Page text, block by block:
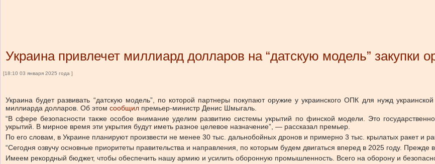
Украина привлечет миллиард долларов на “датскую модель” закупки
[18:10 03 января 2025 года ]
Украина будет развивать “датскую модель”, по которой партнеры покупают оружие у украинского ОПК для нужд
миллиарда долларов. Об этом сообщил премьер-министр Денис Шмыгаль.
“В сфере безопасности также особое внимание уделим развитию системы укрытий по финской модели. Это
укрытий. В мирное время эти укрытия будут иметь разное целевое назначение”, — рассказал премьер.
По его словам, в Украине планируют произвести не менее 30 тыс. дальнобойных дронов и примерно 3 тыс. крылатых ракет и
“Сегодня озвучу основные приоритеты правительства и направления, по которым будем двигаться вперед в 2025 году. Прежде
Имеем рекордный бюджет, чтобы обеспечить нашу армию и усилить оборонную промышленность. Всего на оборону и